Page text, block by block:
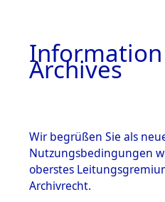
Information
Archives
Wir begrüßen Sie als
Nutzungsbedingungen
oberstes
Archivrecht.